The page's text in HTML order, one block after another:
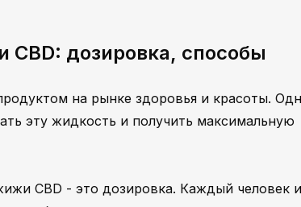
дозировка, способы
на рынке здоровья и красоты.
эту жидкость и получить максимальную
CBD - это дозировка. Каждый человек